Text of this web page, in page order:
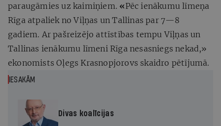
paraugāmies uz kaimiņiem. «Pēc ienākumu līmeņa
Rīga atpaliek no Viļņas un Tallinas par 7—8
gadiem. Ar pašreizējo attīstības tempu Viļņas un
Tallinas ienākumu līmeni Rīga nesasniegs nekad,»
ekonomists Oļegs Krasnopjorovs skaidro pētījumā.
IESAKĀM
Divas koalīcijas